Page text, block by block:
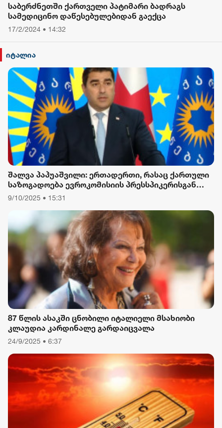
საბერძნეთში ქართველი პატიმარი ბადრაგს
სამედიცინო დაწესებულებიდან გაექცა
17/2/2024 • 14:32
იტალია
შალვა პაპუაშვილი: ერთადერთი, რასაც ქართული
საზოგადოება ევროკომისიის პრესსპიკერისგან
მოელის, არის ბოდიში ხელისუფლების დამხობის
9/10/2025 • 15:31
87 წლის ასაკში ცნობილი იტალიელი მსახიობი
კლაუდია კარდინალე გარდაიცვალა
24/9/2025 • 6:37